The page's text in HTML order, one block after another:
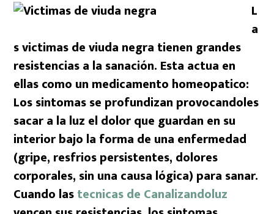
L
a
s victimas de viuda negra tienen grandes
resistencias a la sanación. Esta actua en
ellas como un medicamento homeopatico:
Los sintomas se profundizan provocandoles
sacar a la luz el dolor que guardan en su
interior bajo la forma de una enfermedad
(gripe, resfrios persistentes, dolores
corporales, sin una causa lógica) para sanar.
Cuando lastecnicas de Canalizandoluz